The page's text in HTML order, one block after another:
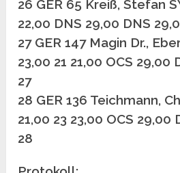
26 GER 65 Kreiß, Stefan
22,00 DNS 29,00 DNS
27 GER 147 Magin Dr.,
23,00 21 21,00 OCS 29,00
27
28 GER 136 Teichmann,
21,00 23 23,00 OCS 29,00
28